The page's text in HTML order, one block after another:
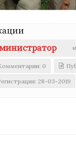
0
28-03-2019